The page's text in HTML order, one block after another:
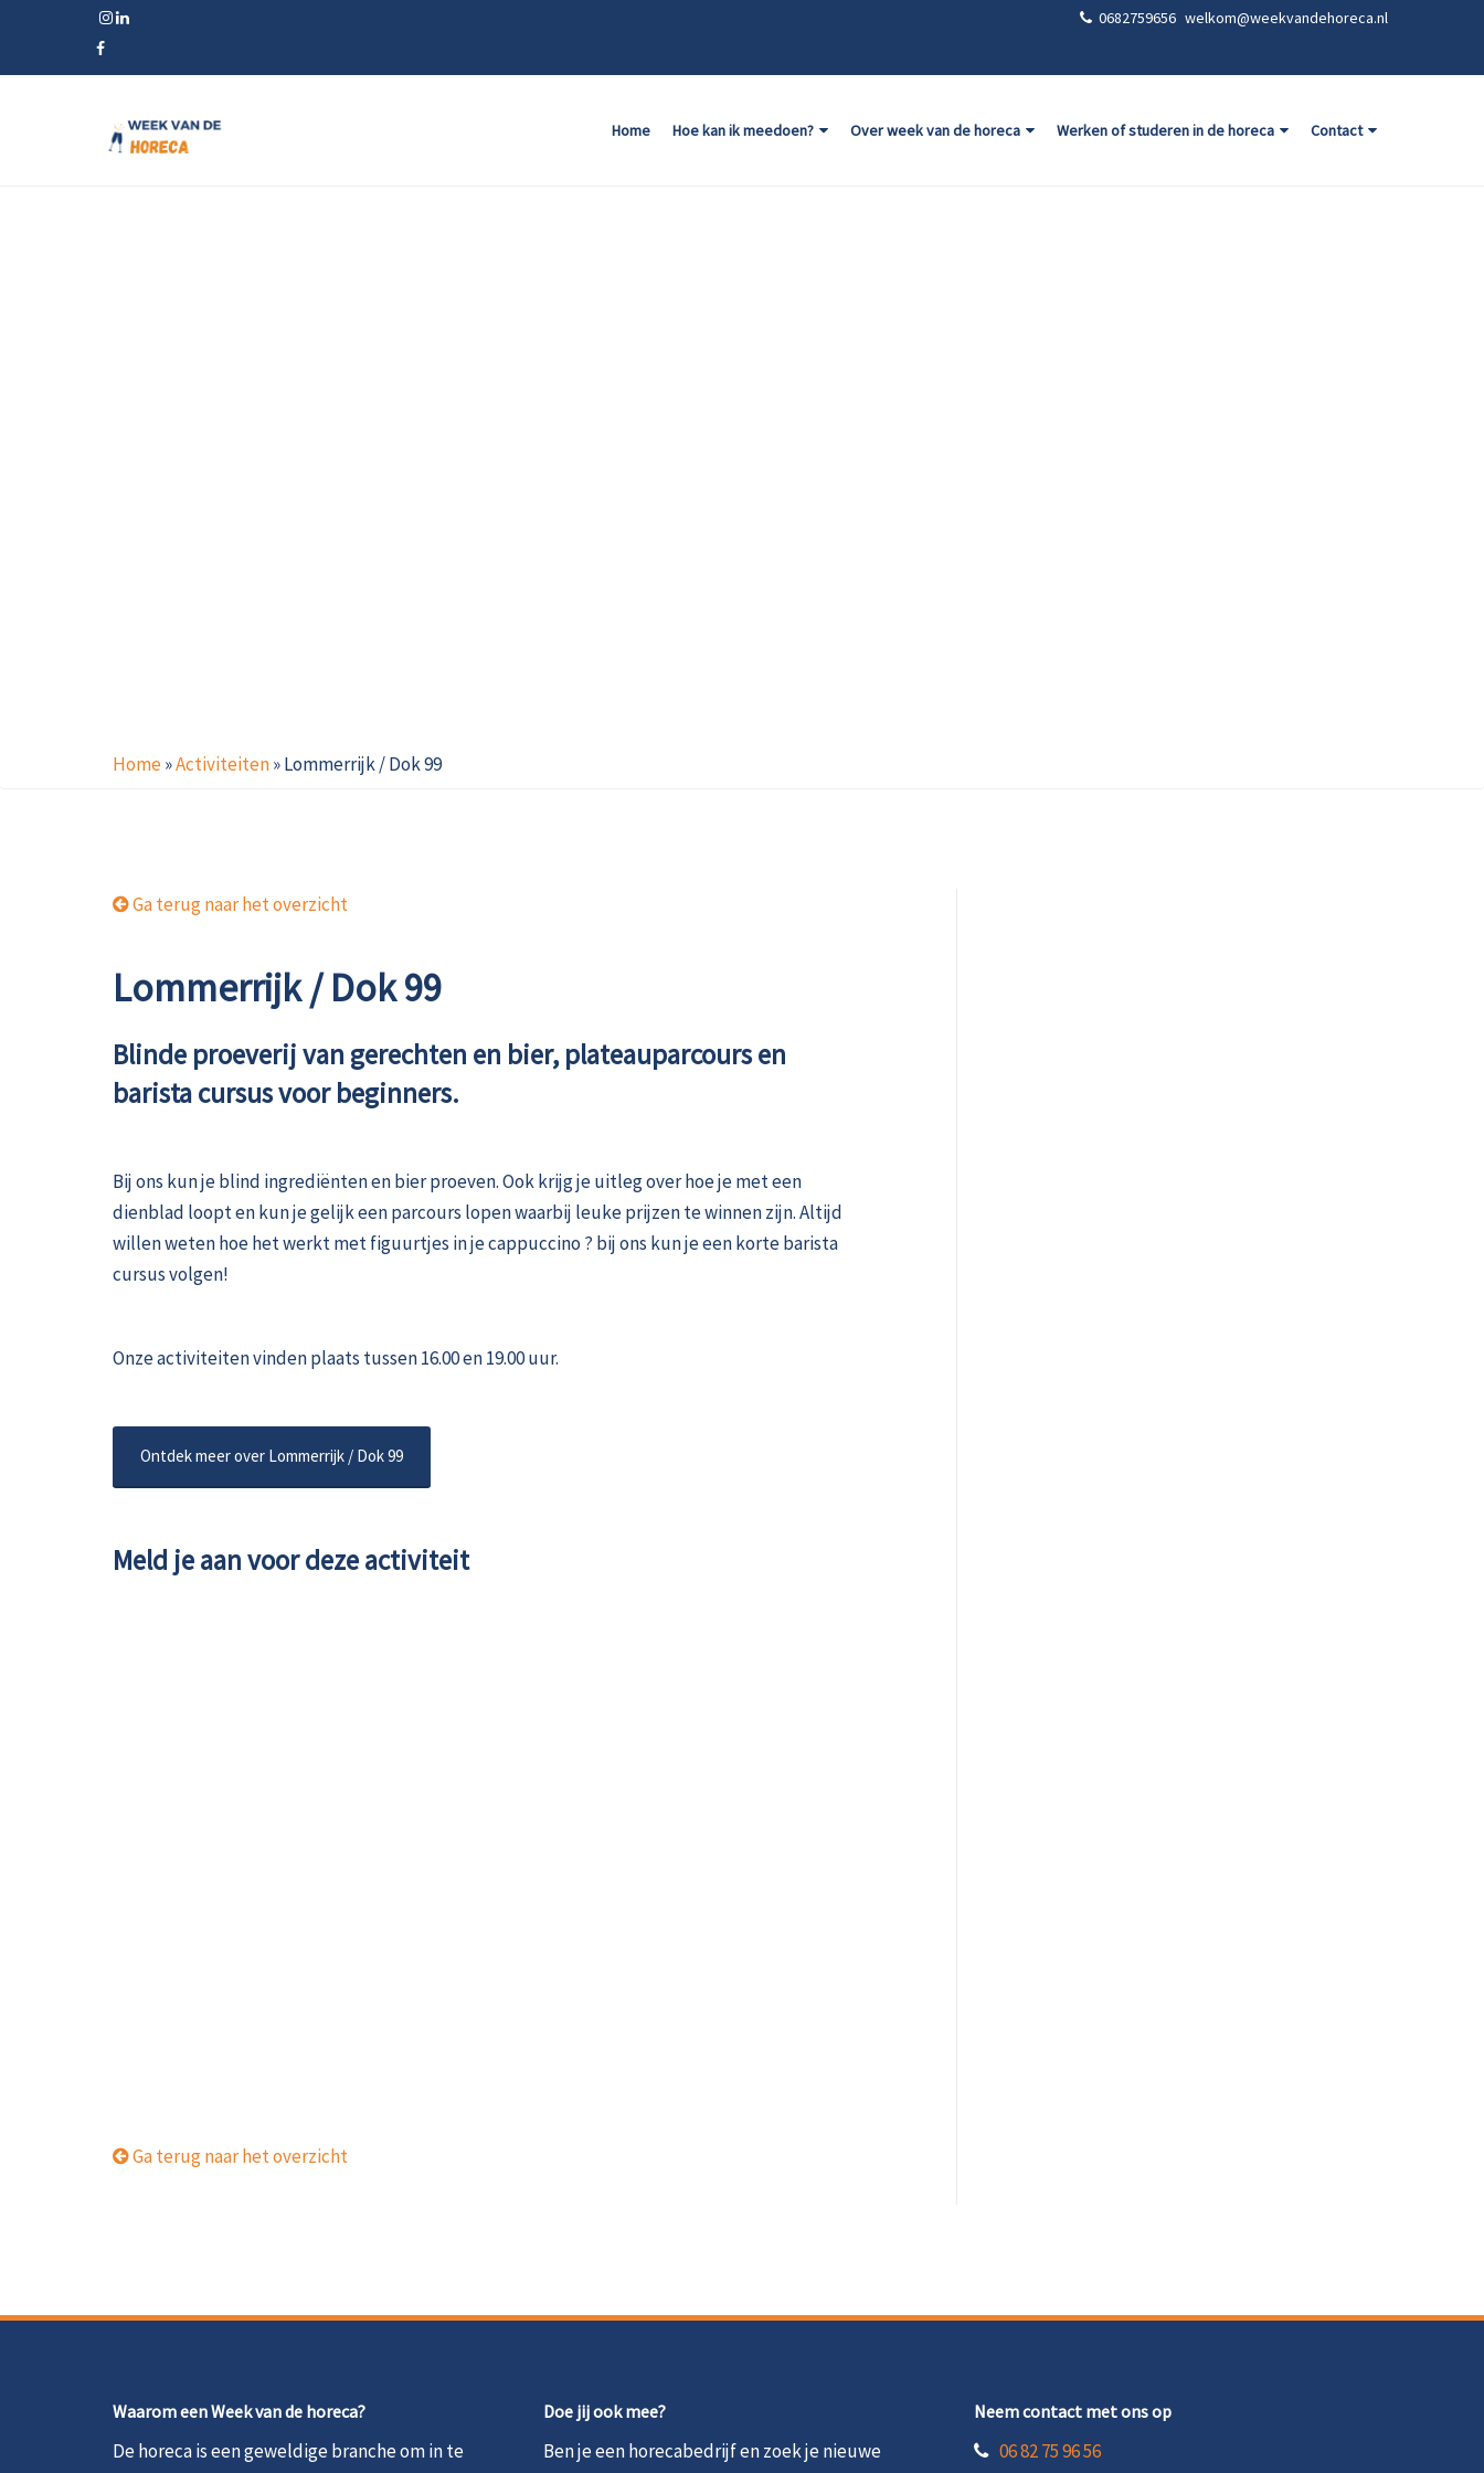
0682759656 welkom@weekvandehoreca.nl
Home Hoe kan ik meedoen? Over week van de horeca Werken of studeren in de horeca Contact
Home»Activiteiten»Lommerrijk / Dok 99
Ga terug naar het overzicht
Lommerrijk / Dok 99
Blinde proeverij van gerechten en bier, plateauparcours en
barista cursus voor beginners.
Bij ons kun je blind ingrediënten en bier proeven. Ook krijg je uitleg over hoe je met een
dienblad loopt en kun je gelijk een parcours lopen waarbij leuke prijzen te winnen zijn. Altijd
willen weten hoe het werkt met figuurtjes in je cappuccino ? bij ons kun je een korte barista
cursus volgen!
Onze activiteiten vinden plaats tussen 16.00 en 19.00 uur.
Ontdek meer over Lommerrijk / Dok 99
Meld je aan voor deze activiteit
Ga terug naar het overzicht
Waarom een Week van de horeca?
De horeca is een geweldige branche om in te
Doe jij ook mee?
Ben je een horecabedrijf en zoek je nieuwe
Neem contact met ons op
06 82 75 96 56